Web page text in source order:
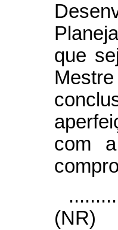
que
com
(NR)